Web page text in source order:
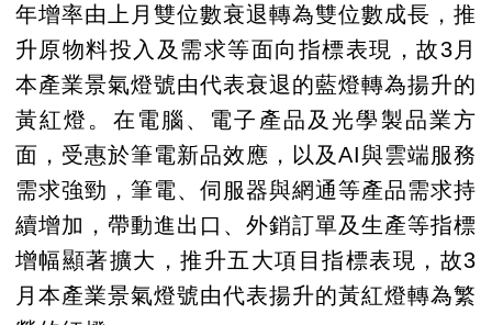
年增率由上月雙位數衰退轉為雙位數成長，推
升原物料投入及需求等面向指標表現，故3月
本產業景氣燈號由代表衰退的藍燈轉為揚升的
黃紅燈。在電腦、電子產品及光學製品業方
面，受惠於筆電新品效應，以及AI與雲端服務
需求強勁，筆電、伺服器與網通等產品需求持
續增加，帶動進出口、外銷訂單及生產等指標
增幅顯著擴大，推升五大項目指標表現，故3
月本產業景氣燈號由代表揚升的黃紅燈轉為繁